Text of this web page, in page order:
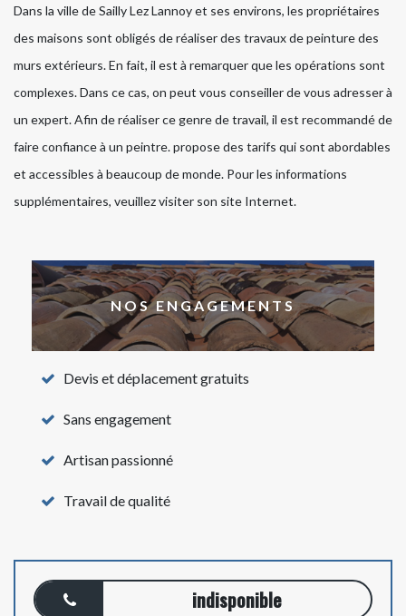
Dans la ville de Sailly Lez Lannoy et ses environs, les propriétaires
des maisons sont obligés de réaliser des travaux de peinture des
murs extérieurs. En fait, il est à remarquer que les opérations sont
complexes. Dans ce cas, on peut vous conseiller de vous adresser à
un expert. Afin de réaliser ce genre de travail, il est recommandé de
faire confiance à un peintre. propose des tarifs qui sont abordables
et accessibles à beaucoup de monde. Pour les informations
supplémentaires, veuillez visiter son site Internet.
NOS ENGAGEMENTS
Devis et déplacement gratuits
Sans engagement
Artisan passionné
Travail de qualité
indisponible